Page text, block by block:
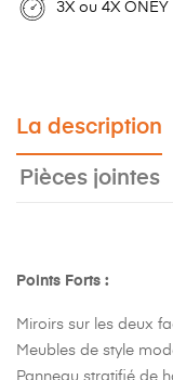
3X ou 4X ONEY
La description
Pièces jointes
Points Forts :
Miroirs sur les deux
Meubles de style
Panneau stratifié de